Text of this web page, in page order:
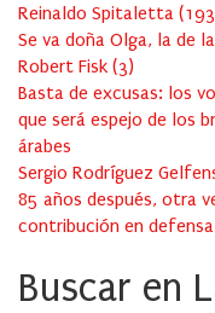
Reinaldo Spitaletta (193
Se va doña Olga, la de
Robert Fisk (3)
Basta de excusas: los
que será espejo de los
árabes
Sergio Rodríguez
85 años después, otra
contribución en defensa
Buscar en